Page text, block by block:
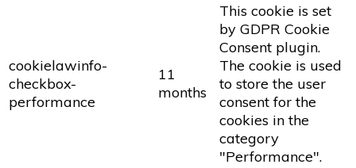
cookielawinfo-
checkbox-
performance
11
months
This cookie is set
by GDPR Cookie
Consent plugin.
The cookie is used
to store the user
consent for the
cookies in the
category
"Performance".